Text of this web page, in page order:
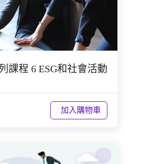
課程 6 ESG和社會活動
加入購物車